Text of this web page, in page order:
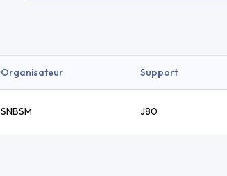
Organisateur Support
SNBSM J80